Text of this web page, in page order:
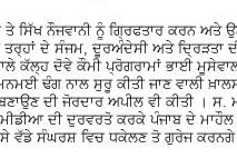
ਤੇ ਸਿੱਖ ਨੌਜਵਾਨੀ ਨੂੰ ਗ੍ਰਿਫਤਾਰ ਕਰਨ
ਦੇ ਸੰਜਮ, ਦੂਰਅੰਦੇਸੀ ਅਤੇ ਦ੍ਰਿੜਤਾ
ਕੱਲ੍ਹ ਦੋਵੇ ਕੌਮੀ ਪ੍ਰੋਗਰਾਮਾਂ ਭਾਈ
ਢੰਗ ਨਾਲ ਸੁਰੂ ਕੀਤੀ ਜਾਣ ਵਾਲੀ
ਦੀ ਜੋਰਦਾਰ ਅਪੀਲ ਵੀ ਕੀਤੀ । ਸ.
ਦੀ ਦੁਰਵਰਤੋ ਕਰਕੇ ਪੰਜਾਬ ਦੇ ਮਾਹੌਲ
ਵੱਡੇ ਸੰਘਰਸ਼ ਵਿਚ ਧਕੇਲਣ ਤੋ ਗੁਰੇਜ ਕਰਨਗੇ